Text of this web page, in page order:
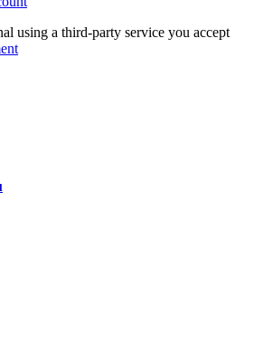
using a third-party service you accept